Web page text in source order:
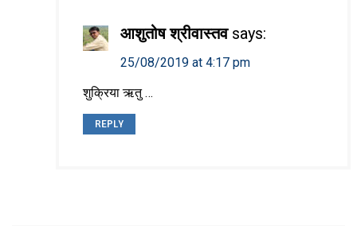
आशुतोष श्रीवास्तव says:
25/08/2019 at 4:17 pm
शुक्रिया ऋतु …
REPLY